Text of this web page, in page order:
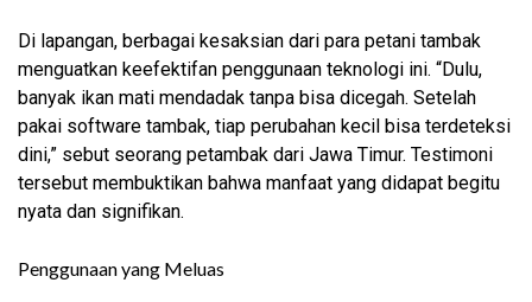
Di lapangan, berbagai kesaksian dari para petani tambak
menguatkan keefektifan penggunaan teknologi ini. “Dulu,
banyak ikan mati mendadak tanpa bisa dicegah. Setelah
pakai software tambak, tiap perubahan kecil bisa terdeteksi
dini,” sebut seorang petambak dari Jawa Timur. Testimoni
tersebut membuktikan bahwa manfaat yang didapat begitu
nyata dan signifikan.
Penggunaan yang Meluas